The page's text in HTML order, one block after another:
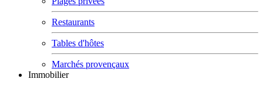
Restaurants
Tables d'hôtes
Marchés provençaux
Immobilier